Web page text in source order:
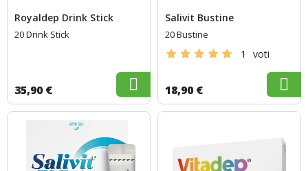
Royaldep Drink Stick
20 Drink Stick
35,90 €
Salivit Bustine
20 Bustine
1 voti
18,90 €